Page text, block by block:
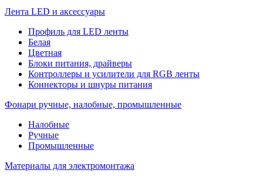
Лента LED и аксессуары
Профиль для LED ленты
Белая
Цветная
Блоки питания, драйверы
Контроллеры и усилители для RGB ленты
Коннекторы и шнуры питания
Фонари ручные, налобные, промышленные
Налобные
Ручные
Промышленные
Материалы для электромонтажа